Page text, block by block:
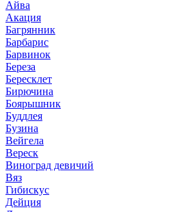
Айва
Акация
Багрянник
Барбарис
Барвинок
Береза
Бересклет
Бирючина
Боярышник
Буддлея
Бузина
Вейгела
Вереск
Виноград девичий
Вяз
Гибискус
Дейция